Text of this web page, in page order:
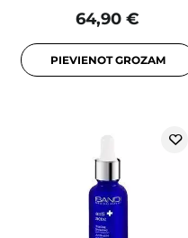
64,90 €
PIEVIENOT GROZAM